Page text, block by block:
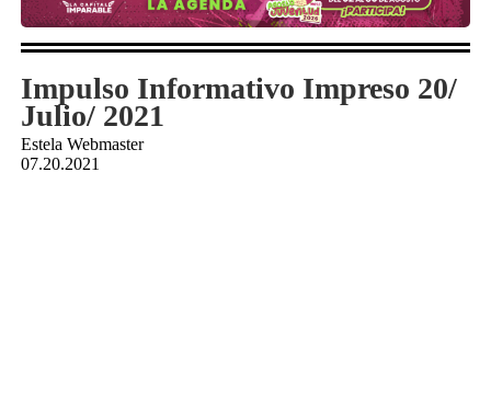
Impulso Informativo Impreso 20/
Julio/ 2021
Estela Webmaster
07.20.2021